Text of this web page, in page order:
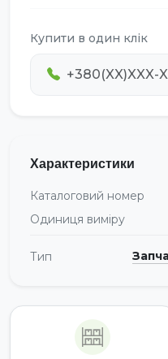
Купити в один клік
Характеристики
Каталоговий номер
Одиниця виміру
Тип